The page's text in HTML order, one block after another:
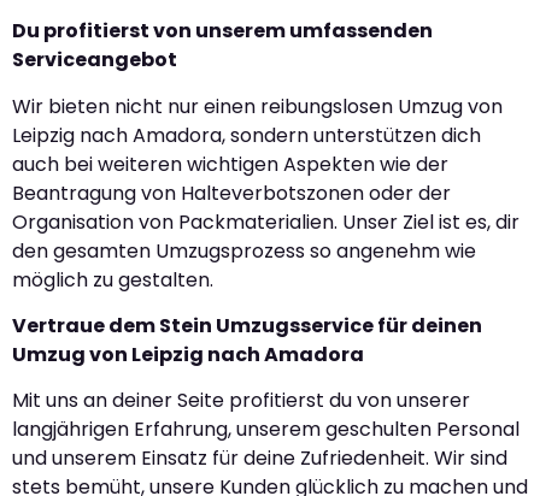
Du profitierst von unserem umfassenden
Serviceangebot
Wir bieten nicht nur einen reibungslosen Umzug von
Leipzig nach Amadora, sondern unterstützen dich
auch bei weiteren wichtigen Aspekten wie der
Beantragung von Halteverbotszonen oder der
Organisation von Packmaterialien. Unser Ziel ist es, dir
den gesamten Umzugsprozess so angenehm wie
möglich zu gestalten.
Vertraue dem Stein Umzugsservice für deinen
Umzug von Leipzig nach Amadora
Mit uns an deiner Seite profitierst du von unserer
langjährigen Erfahrung, unserem geschulten Personal
und unserem Einsatz für deine Zufriedenheit. Wir sind
stets bemüht, unsere Kunden glücklich zu machen und